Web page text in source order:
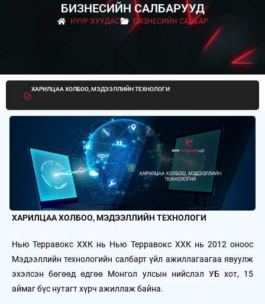
БИЗНЕСИЙН САЛБАРУУД
НҮҮР ХУУДАС БИЗНЕСИЙН САЛБАР
ХАРИЛЦАА ХОЛБОО, МЭДЭЭЛЛИЙН ТЕХНОЛОГИ
ХАРИЛЦАА ХОЛБОО, МЭДЭЭЛЛИЙН ТЕХНОЛОГИ
Нью Терравокс ХХК нь Нью Терравокс ХХК нь 2012 оноос
Мэдээллийн технологийн салбарт үйл ажиллагаагаа явуулж
эхэлсэн бөгөөд өдгөө Монгол улсын нийслэл УБ хот, 15
аймаг бүс нутагт хүрч ажиллаж байна.